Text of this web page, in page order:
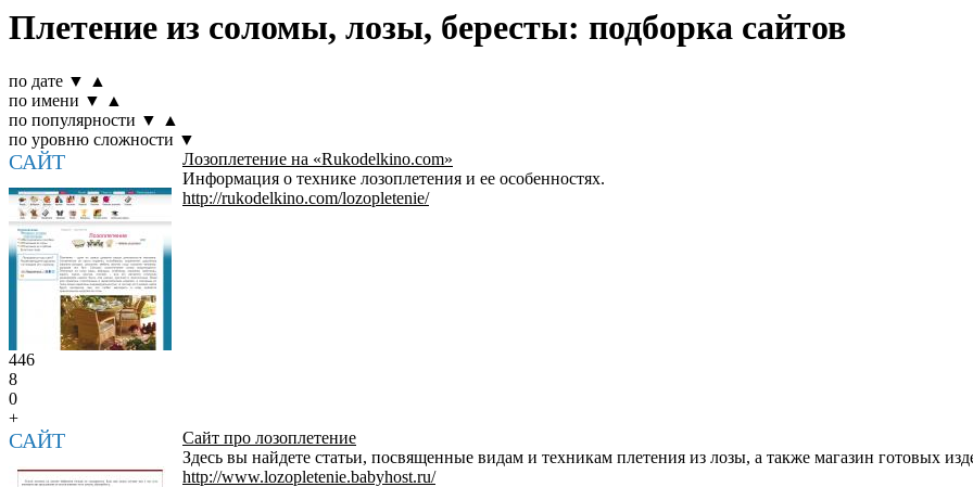
Плетение из соломы, лозы, бересты: подборка сайтов
по дате ▼
▲
по имени ▼
▲
по популярности ▼
▲
по уровню сложности ▼
САЙТ
Лозоплетение на «Rukodelkino.com»
Информация о технике лозоплетения и ее особенностях.
http://rukodelkino.com/lozopletenie/
446
8
0
+
САЙТ
Сайт про лозоплетение
Здесь вы найдете статьи, посвященные видам и техникам плетения из лозы, а также магазин готовых
http://www.lozopletenie.babyhost.ru/